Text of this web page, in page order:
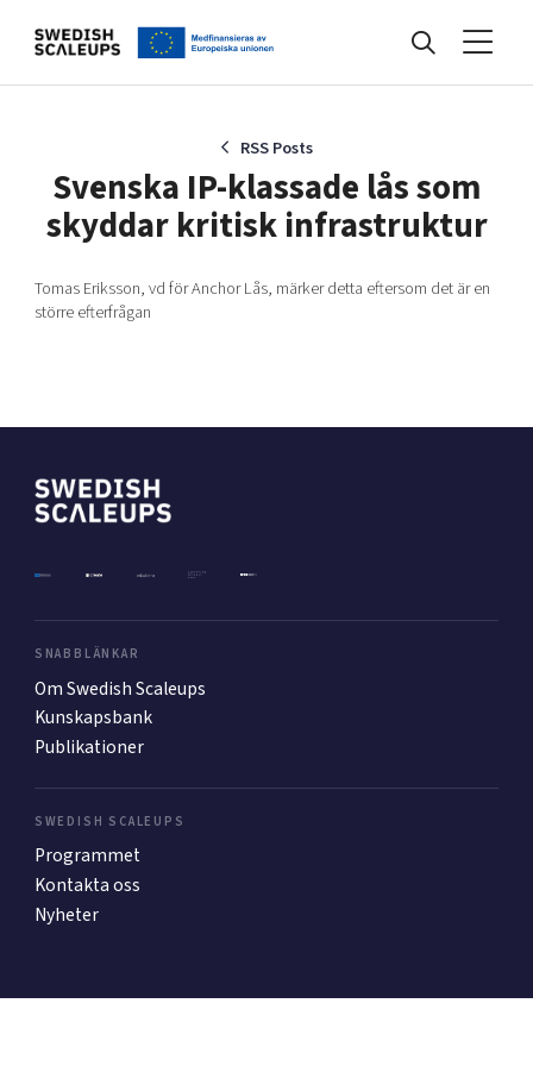
Events
Kunskapsbank
Internationalisering
Mer
Ansök till Swedish Scaleups
Så finansieras Swedish Scaleups
RSS Posts
Svenska IP-klassade lås som
skyddar kritisk infrastruktur
Tomas Eriksson, vd för Anchor Lås, märker detta eftersom det är en
större efterfrågan
SNABBLÄNKAR
Om Swedish Scaleups
Kunskapsbank
Publikationer
SWEDISH SCALEUPS
Programmet
Kontakta oss
Nyheter